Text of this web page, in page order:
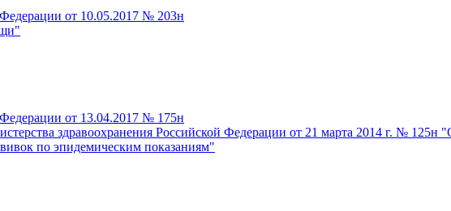
от 10.05.2017 № 203н
от 13.04.2017 № 175н
здравоохранения Российской Федерации от 21 марта 2014 г. № 125н
по эпидемическим показаниям"